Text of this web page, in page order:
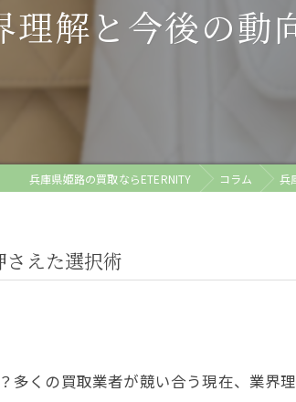
解と今後の動
兵庫県姫路の買取ならETERNITY コラム 兵
えた選択術
くの買取業者が競い合う現在、業界